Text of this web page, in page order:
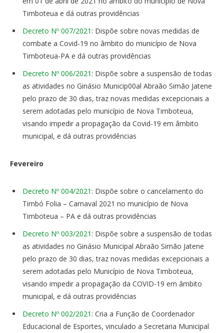
Timboteua e dá outras providências
Decreto Nº 007/2021 : Dispõe sobre novas medidas de
combate a Covid-19 no âmbito do município de Nova
Timboteua-PA e dá outras providências
Decreto Nº 006/2021 : Dispõe sobre a suspensão de todas
as atividades no Ginásio Municip00al Abraão Simão Jatene
pelo prazo de 30 dias, traz novas medidas excepcionais a
serem adotadas pelo município de Nova Timboteua,
visando impedir a propagação da Covid-19 em âmbito
municipal, e dá outras providências
Fevereiro
Decreto Nº 004/2021 : Dispõe sobre o cancelamento do
Timbó Folia – Carnaval 2021 no município de Nova
Timboteua – PA e dá outras providências
Decreto Nº 003/2021 : Dispõe sobre a suspensão de todas
as atividades no Ginásio Municipal Abraão Simão Jatene
pelo prazo de 30 dias, traz novas medidas excepcionais a
serem adotadas pelo Município de Nova Timboteua,
visando impedir a propagação da COVID-19 em âmbito
municipal, e dá outras providências
Decreto Nº 002/2021 : Cria a Função de Coordenador
Educacional de Esportes, vinculado a Secretaria Municipal